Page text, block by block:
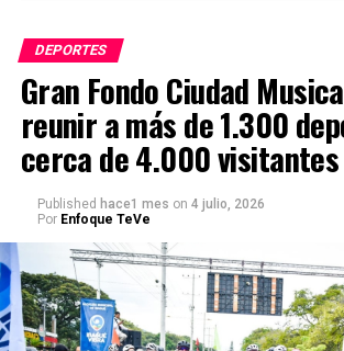
DEPORTES
Gran Fondo Ciudad
reunir a más de 1.300
cerca de 4.000
Published hace1 mes on 4 julio, 2026
Por Enfoque TeVe